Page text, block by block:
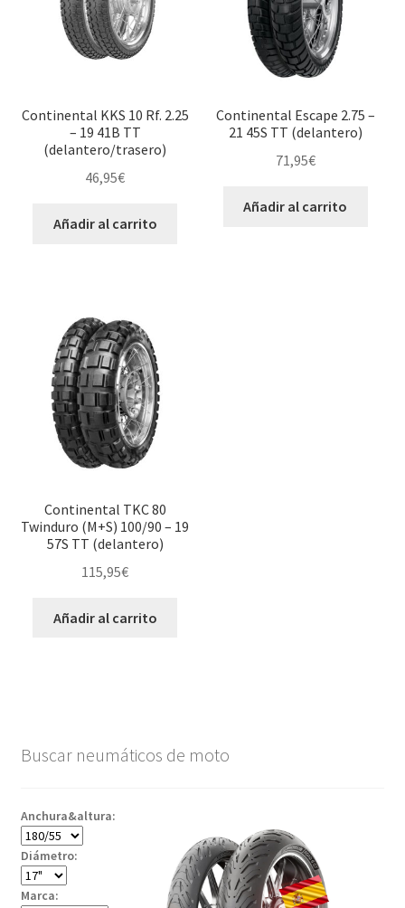
Continental KKS 10 Rf. 2.25
– 19 41B TT
(delantero/trasero)
46,95€
Añadir al carrito
Continental Escape 2.75 –
21 45S TT (delantero)
71,95€
Añadir al carrito
Continental TKC 80
Twinduro (M+S) 100/90 – 19
57S TT (delantero)
115,95€
Añadir al carrito
Buscar neumáticos de moto
Anchura&altura:
Diámetro:
Marca: